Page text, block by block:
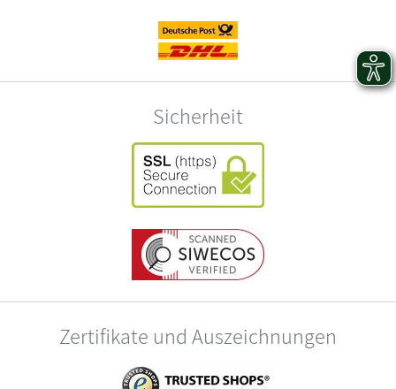
Sicherheit
Zertifikate und Auszeichnungen